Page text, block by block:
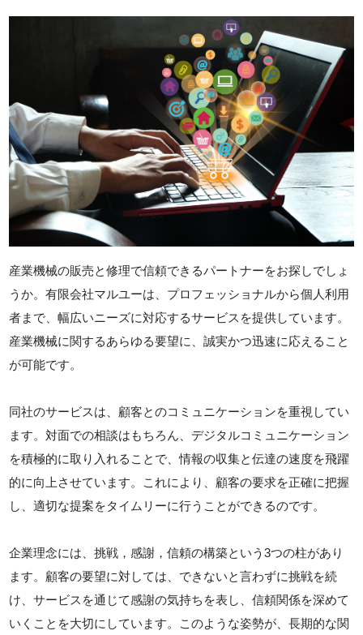
産業機械の販売と修理で信頼できるパートナーをお探しでしょ
うか。有限会社マルユーは、プロフェッショナルから個人利用
者まで、幅広いニーズに対応するサービスを提供しています。
産業機械に関するあらゆる要望に、誠実かつ迅速に応えること
が可能です。
同社のサービスは、顧客とのコミュニケーションを重視してい
ます。対面での相談はもちろん、デジタルコミュニケーション
を積極的に取り入れることで、情報の収集と伝達の速度を飛躍
的に向上させています。これにより、顧客の要求を正確に把握
し、適切な提案をタイムリーに行うことができるのです。
企業理念には、挑戦，感謝，信頼の構築という3つの柱があり
ます。顧客の要望に対しては、できないと言わずに挑戦を続
け、サービスを通じて感謝の気持ちを表し、信頼関係を深めて
いくことを大切にしています。このような姿勢が、長期的な関